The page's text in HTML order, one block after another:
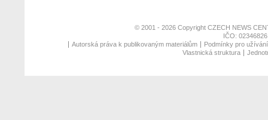
© 2001 - 2026 Copyright CZECH NEWS
IČO:
Autorská práva k publikovaným materiálům
Podmínky pro
Vlastnická struktura